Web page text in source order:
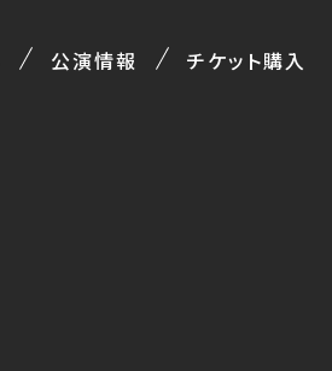
公演情報 チケット購入